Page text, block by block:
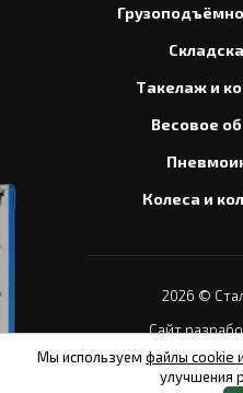
Такелаж и
Весовое
Колеса и
2026 ©
Сайт
Мы используем файлы cookie
улучшения